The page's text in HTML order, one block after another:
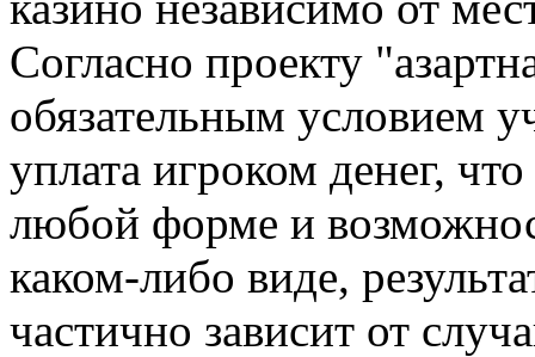
Согласно проекту
обязательным условием
уплата игроком денег,
любой форме и
каком-либо виде,
частично зависит от